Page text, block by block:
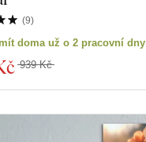
(9)
doma už o 2 pracovní dny
939 Kč